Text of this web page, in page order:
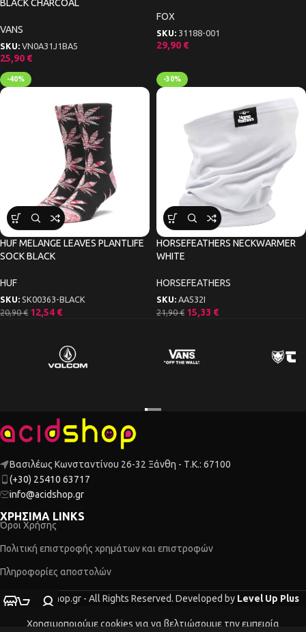
BLACK CHARCOAL
VANS
SKU: VN0A31J1BA5
25,90 €
FOX
SKU: 31188-001
29,90 €
-40%
HUF MELANGE LEAVES PLANTLIFE
SOCK BLACK
HUF
SKU: SK00363-BLACK
20,90€ 12,54 €
-30%
HORSEFEATHERS NECKWARMER
WHITE
HORSEFEATHERS
SKU: AA532I
21,90€ 15,33 €
Βασιλέως Κωνσταντίνου 26-32 Ξάνθη - Τ.Κ.: 67100
(+30) 25410 63717
info@acidshop.gr
ΧΡΗΣΙΜΑ LINKS
Όροι Χρήσης
Πολιτική επιστροφής χρημάτων και επιστροφών
Πληροφορίες αποστολών
2026 Acidshop.gr - All Rights Reserved. Developed by Level Up Plus
Χρησιμοποιούμε cookies για να βελτιώσουμε την εμπειρία